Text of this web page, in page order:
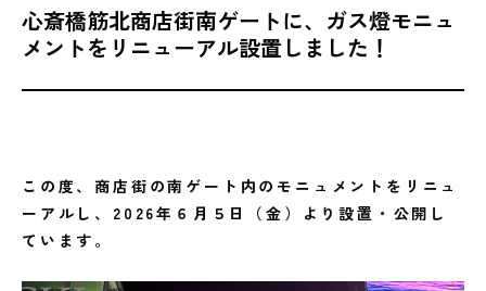
心斎橋筋北商店街南ゲートに、ガス燈モニュ
メントをリニューアル設置しました！
この度、商店街の南ゲート内のモニュメントをリニュ
ーアルし、2026年６月５日（金）より設置・公開し
ています。